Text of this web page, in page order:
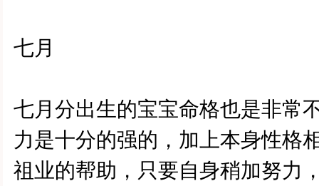
七月
七月分出生的宝宝命格也是非常
力是十分的强的，加上本身性格
祖业的帮助，只要自身稍加努力